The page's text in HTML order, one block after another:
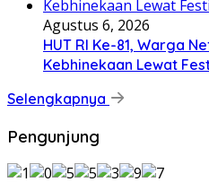
Agustus 6, 2026
HUT RI Ke-81, Warga
Kebhinekaan Lewat
Selengkapnya
Pengunjung